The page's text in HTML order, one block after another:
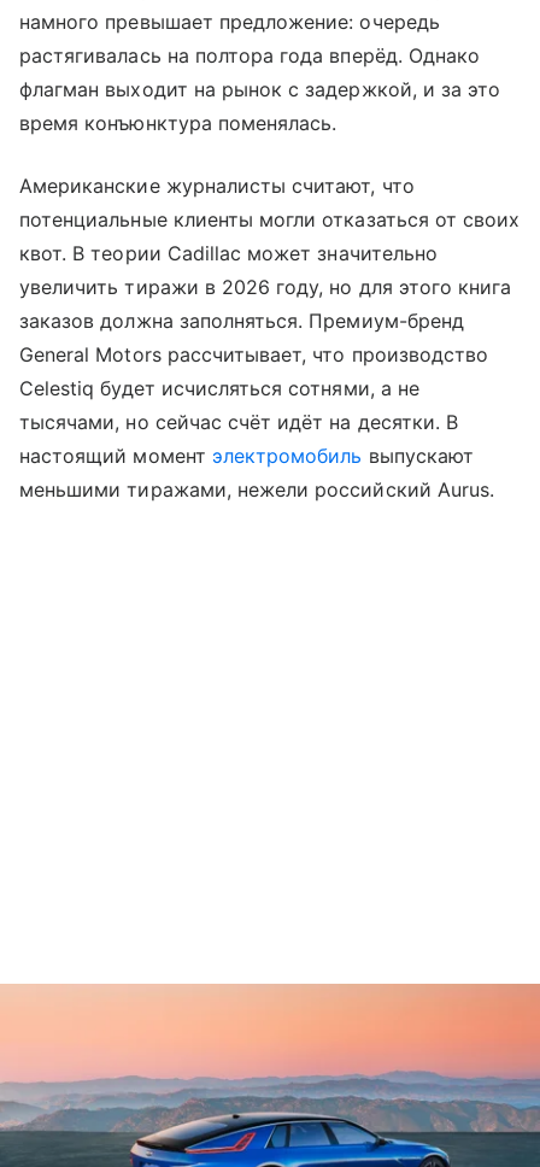
намного превышает предложение: очередь
растягивалась на полтора года вперёд. Однако
флагман выходит на рынок с задержкой, и за это
время конъюнктура поменялась.
Американские журналисты считают, что
потенциальные клиенты могли отказаться от своих
квот. В теории Cadillac может значительно
увеличить тиражи в 2026 году, но для этого книга
заказов должна заполняться. Премиум-бренд
General Motors рассчитывает, что производство
Celestiq будет исчисляться сотнями, а не
тысячами, но сейчас счёт идёт на десятки. В
настоящий момент электромобиль выпускают
меньшими тиражами, нежели российский Aurus.